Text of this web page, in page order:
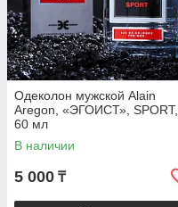
Одеколон мужской Alain
Aregon, «ЭГОИСТ», SPORT,
60 мл
В наличии
5 000 ₸